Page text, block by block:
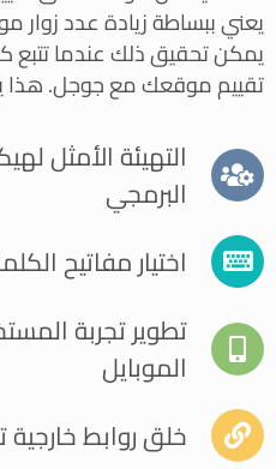
يعني ببساطة زيادة عدد
يمكن تحقيق ذلك عندما تتبع
تقييم موقعك مع جوجل.
التهيئة الأمثل
البرمجي
اختيار مفاتيح
تطوير تجربة
الموبايل
خلق روابط